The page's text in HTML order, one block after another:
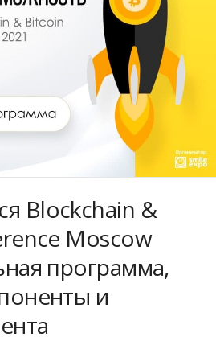
Blockchain &
Moscow
программа,
и